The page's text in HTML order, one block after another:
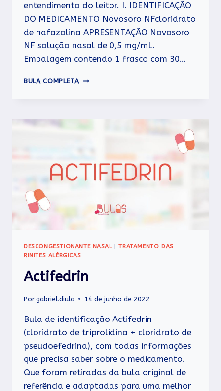
entendimento do leitor. I. IDENTIFICAÇÃO
DO MEDICAMENTO Novosoro NFcloridrato
de nafazolina APRESENTAÇÃO Novosoro
NF solução nasal de 0,5 mg/mL.
Embalagem contendo 1 frasco com 30…
BULA COMPLETA NOVOSORO
DESCONGESTIONANTE NASAL|TRATAMENTO DAS
RINITES ALÉRGICAS
Actifedrin
Porgabriel.diula 14 de junho de 2022
Bula de identificação Actifedrin
(cloridrato de triprolidina + cloridrato de
pseudoefedrina), com todas informações
que precisa saber sobre o medicamento.
Que foram retiradas da bula original de
referência e adaptadas para uma melhor